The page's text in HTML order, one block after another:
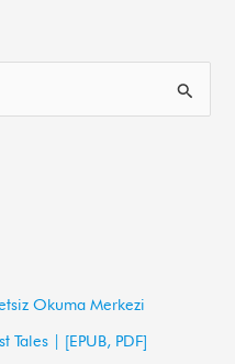
Okuma Merkezi
Tales | [EPUB, PDF]